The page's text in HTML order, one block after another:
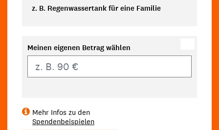
z. B. Regenwassertank für eine Familie
Meinen eigenen Betrag wählen
Mehr Infos zu den
Spendenbeispielen